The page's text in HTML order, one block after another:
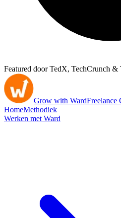
Featured door TedX, TechCrunch &
Grow with WardFreelance
HomeMethodiek
Werken met Ward